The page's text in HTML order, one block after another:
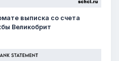
выписка со счета
Великобрит